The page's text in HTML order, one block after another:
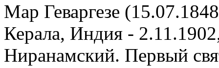
Мар Геваргезе
Керала, Индия -
Ниранамский. Первый